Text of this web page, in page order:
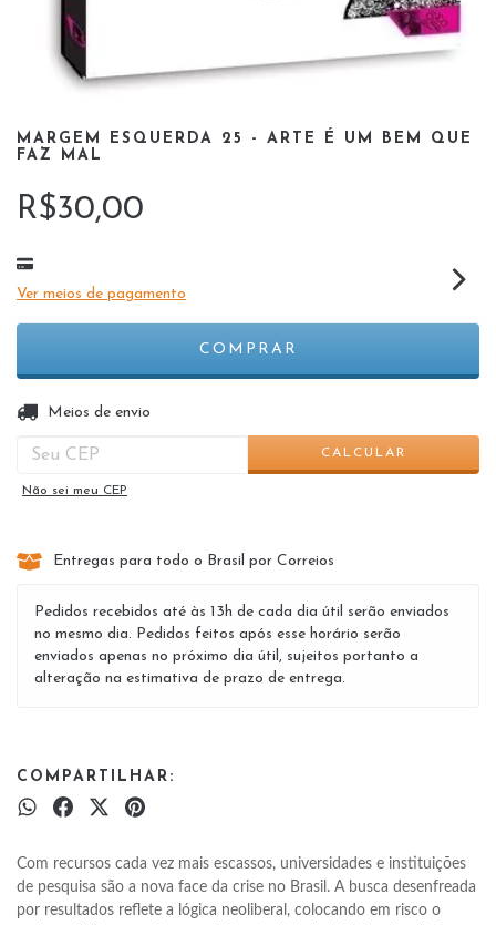
MARGEM ESQUERDA 25 - ARTE É UM BEM QUE
FAZ MAL
R$30,00
Ver meios de pagamento
Entregas para o CEP:
Meios de envio
CALCULAR
Não sei meu CEP
Entregas para todo o Brasil por Correios
Pedidos recebidos até às 13h de cada dia útil serão enviados
no mesmo dia. Pedidos feitos após esse horário serão
enviados apenas no próximo dia útil, sujeitos portanto a
alteração na estimativa de prazo de entrega.
COMPARTILHAR:
Com recursos cada vez mais escassos, universidades e instituições
de pesquisa são a nova face da crise no Brasil. A busca desenfreada
por resultados reflete a lógica neoliberal, colocando em risco o